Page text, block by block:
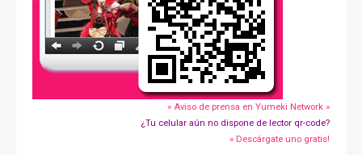
» Aviso de prensa en Yumeki Network »
¿Tu celular aún no dispone de lector qr-code?
» Descárgate uno gratis!